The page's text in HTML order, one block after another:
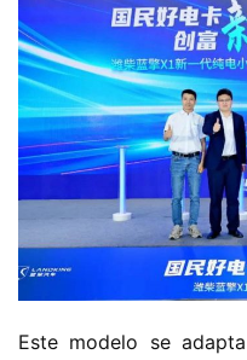
C
a
m
i
ó
n
e
e
Sign in
Este modelo se